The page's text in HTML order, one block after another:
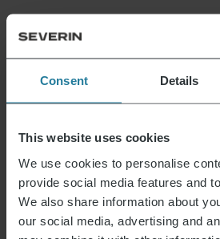
Consent Details
This website uses cookies
We use cookies to personalise
provide social media features and
We also share information about
our social media, advertising and
Senf-Hummus
Die Kichererbsen aus der
geben und abwaschen.
einen Mixer geben und zu
Paste verarbeiten. Bei
Die Masse in eine kleine
mit etwas Olivenöl